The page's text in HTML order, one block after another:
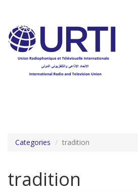
contenu
principal
Categories tradition
tradition